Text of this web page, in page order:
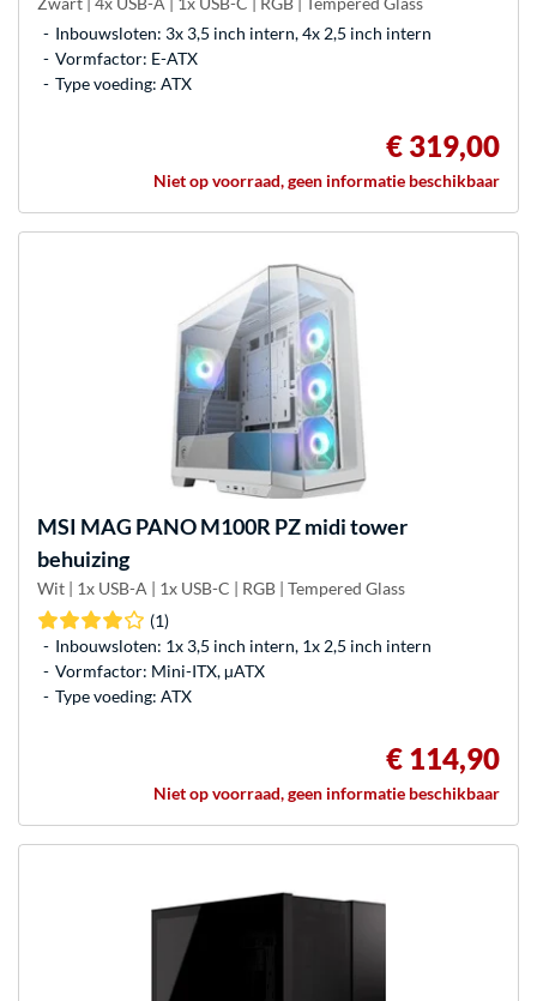
Inbouwsloten: 3x 3,5 inch intern, 4x 2,5 inch intern
Vormfactor: E-ATX
Type voeding: ATX
€ 319,00
Niet op voorraad, geen informatie beschikbaar
MSI MAG PANO M100R PZ midi tower
behuizing
Wit | 1x USB-A | 1x USB-C | RGB | Tempered Glass
(1)
Inbouwsloten: 1x 3,5 inch intern, 1x 2,5 inch intern
Vormfactor: Mini-ITX, µATX
Type voeding: ATX
€ 114,90
Niet op voorraad, geen informatie beschikbaar